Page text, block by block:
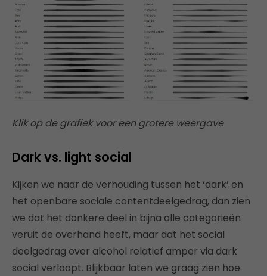
Klik op de grafiek voor een grotere weergave
Dark vs. light social
Kijken we naar de verhouding tussen het ‘dark’ en
het openbare sociale contentdeelgedrag, dan zien
we dat het donkere deel in bijna alle categorieën
veruit de overhand heeft, maar dat het social
deelgedrag over alcohol relatief amper via dark
social verloopt. Blijkbaar laten we graag zien hoe